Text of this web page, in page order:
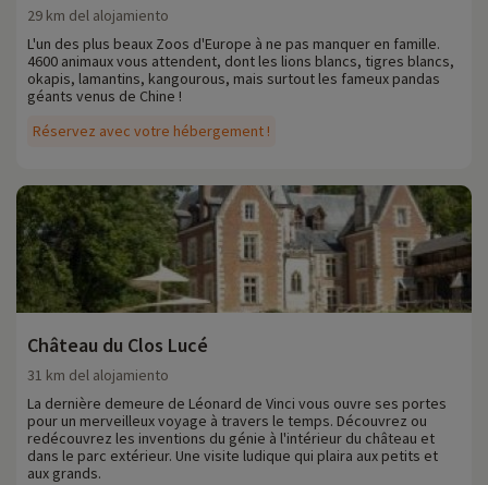
Réservez avec votre hébergement !
29 km del alojamiento
L'un des plus beaux Zoos d'Europe à ne pas manquer en famille.
4600 animaux vous attendent, dont les lions blancs, tigres blancs,
okapis, lamantins, kangourous, mais surtout les fameux pandas
géants venus de Chine !
Château du Clos Lucé
31 km del alojamiento
La dernière demeure de Léonard de Vinci vous ouvre ses portes
pour un merveilleux voyage à travers le temps. Découvrez ou
redécouvrez les inventions du génie à l'intérieur du château et
dans le parc extérieur. Une visite ludique qui plaira aux petits et
aux grands.